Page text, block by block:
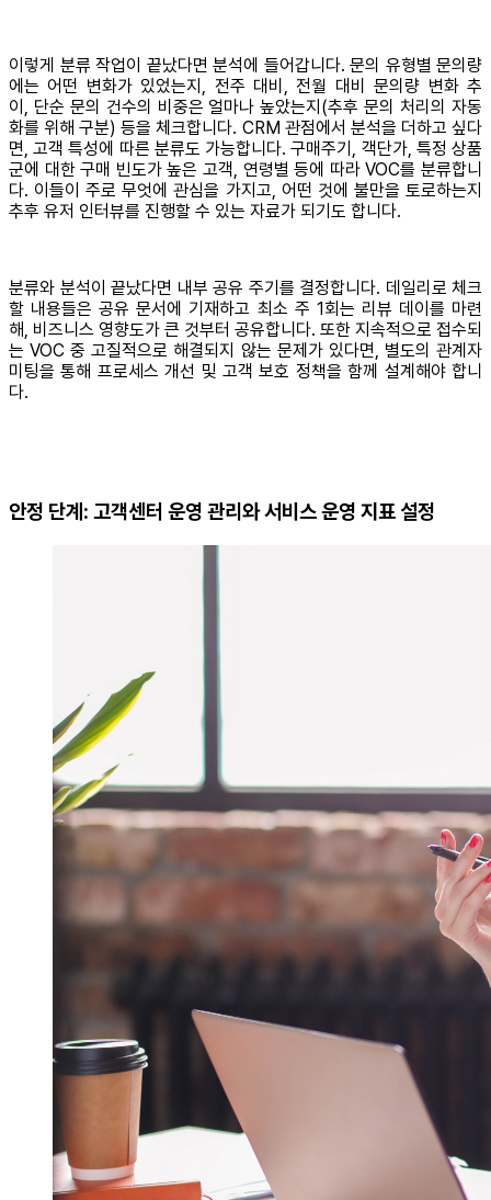
이렇게 분류 작업이 끝났다면 분석에 들어갑니다. 문의 유형별 문의량
에는 어떤 변화가 있었는지, 전주 대비, 전월 대비 문의량 변화 추
이, 단순 문의 건수의 비중은 얼마나 높았는지(추후 문의 처리의 자동
화를 위해 구분) 등을 체크합니다. CRM 관점에서 분석을 더하고 싶다
면, 고객 특성에 따른 분류도 가능합니다. 구매주기, 객단가, 특정 상품
군에 대한 구매 빈도가 높은 고객, 연령별 등에 따라 VOC를 분류합니
다. 이들이 주로 무엇에 관심을 가지고, 어떤 것에 불만을 토로하는지
추후 유저 인터뷰를 진행할 수 있는 자료가 되기도 합니다.
분류와 분석이 끝났다면 내부 공유 주기를 결정합니다. 데일리로 체크
할 내용들은 공유 문서에 기재하고 최소 주 1회는 리뷰 데이를 마련
해, 비즈니스 영향도가 큰 것부터 공유합니다. 또한 지속적으로 접수되
는 VOC 중 고질적으로 해결되지 않는 문제가 있다면, 별도의 관계자
미팅을 통해 프로세스 개선 및 고객 보호 정책을 함께 설계해야 합니
다.
안정 단계: 고객센터 운영 관리와 서비스 운영 지표 설정